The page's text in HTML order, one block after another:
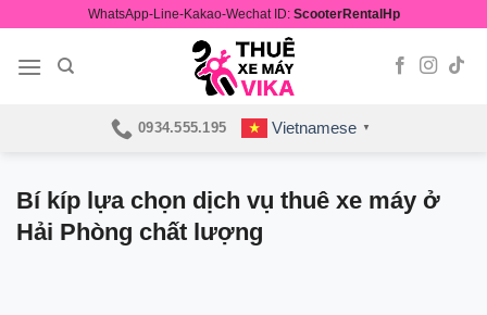
content
WhatsApp-Line-Kakao-Wechat ID: ScooterRentalHp
0934.555.195 Vietnamese ▼
Bí kíp lựa chọn dịch vụ thuê xe máy ở
Hải Phòng chất lượng